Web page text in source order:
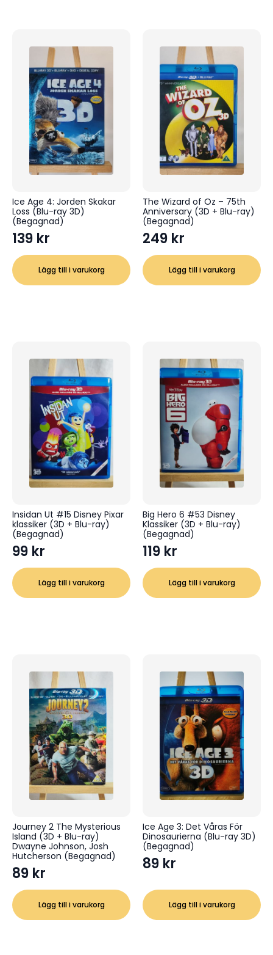
Ice Age 4: Jorden Skakar
Loss (Blu-ray 3D)
(Begagnad)
139 kr
Lägg till i varukorg
The Wizard of Oz – 75th
Anniversary (3D + Blu-ray)
(Begagnad)
249 kr
Lägg till i varukorg
Insidan Ut #15 Disney Pixar
klassiker (3D + Blu-ray)
(Begagnad)
99 kr
Lägg till i varukorg
Big Hero 6 #53 Disney
Klassiker (3D + Blu-ray)
(Begagnad)
119 kr
Lägg till i varukorg
Journey 2 The Mysterious
Island (3D + Blu-ray)
Dwayne Johnson, Josh
Hutcherson (Begagnad)
89 kr
Lägg till i varukorg
Ice Age 3: Det Våras För
Dinosaurierna (Blu-ray 3D)
(Begagnad)
89 kr
Lägg till i varukorg